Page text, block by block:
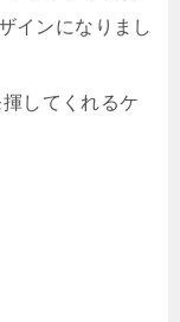
インになりまし
してくれるケ